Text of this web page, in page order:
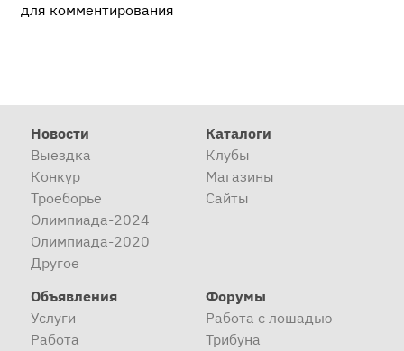
для комментирования
Новости
Выездка
Конкур
Троеборье
Олимпиада-2024
Олимпиада-2020
Другое
Каталоги
Клубы
Магазины
Сайты
Объявления
Услуги
Работа
Форумы
Работа с лошадью
Трибуна